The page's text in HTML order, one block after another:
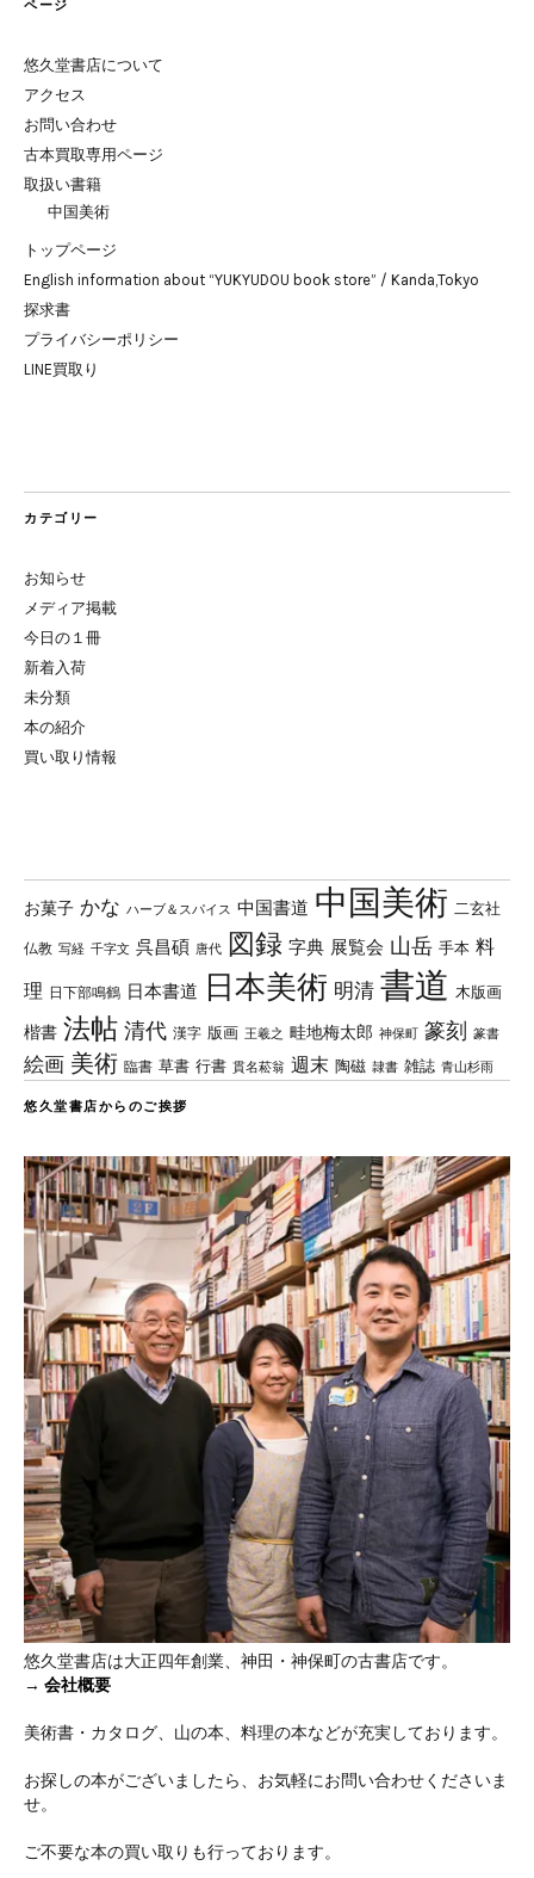
ページ
悠久堂書店について
アクセス
お問い合わせ
古本買取専用ページ
取扱い書籍
中国美術
トップページ
English information about “YUKYUDOU book store” / Kanda,Tokyo
探求書
プライバシーポリシー
LINE買取り
カテゴリー
お知らせ
メディア掲載
今日の１冊
新着入荷
未分類
本の紹介
買い取り情報
お菓子 かな ハーブ＆スパイス 中国書道 中国美術 二玄社
仏教 写経 千字文 呉昌碩 唐代 図録 字典 展覧会 山岳 手本 料
理 日下部鳴鶴 日本書道 日本美術 明清 書道 木版画
楷書 法帖 清代 漢字 版画 王羲之 畦地梅太郎 神保町 篆刻 篆書
絵画 美術 臨書 草書 行書 貫名菘翁 週末 陶磁 隷書 雑誌 青山杉雨
悠久堂書店からのご挨拶
悠久堂書店は大正四年創業、神田・神保町の古書店です。
→ 会社概要
美術書・カタログ、山の本、料理の本などが充実しております。
お探しの本がございましたら、お気軽にお問い合わせくださいま
せ。
ご不要な本の買い取りも行っております。